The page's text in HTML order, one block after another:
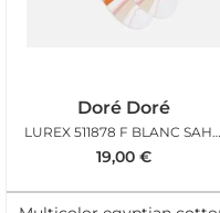
Doré Doré
LUREX 511878 F BLANC SAHARA
19,00 €